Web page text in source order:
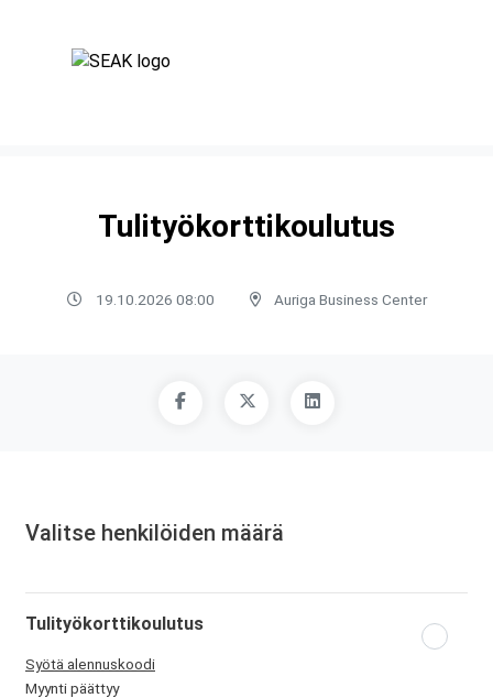
Tulityökorttikoulutus
19.10.2026 08:00 Auriga Business Center
Valitse henkilöiden määrä
Tulityökorttikoulutus
Syötä alennuskoodi
Myynti päättyy